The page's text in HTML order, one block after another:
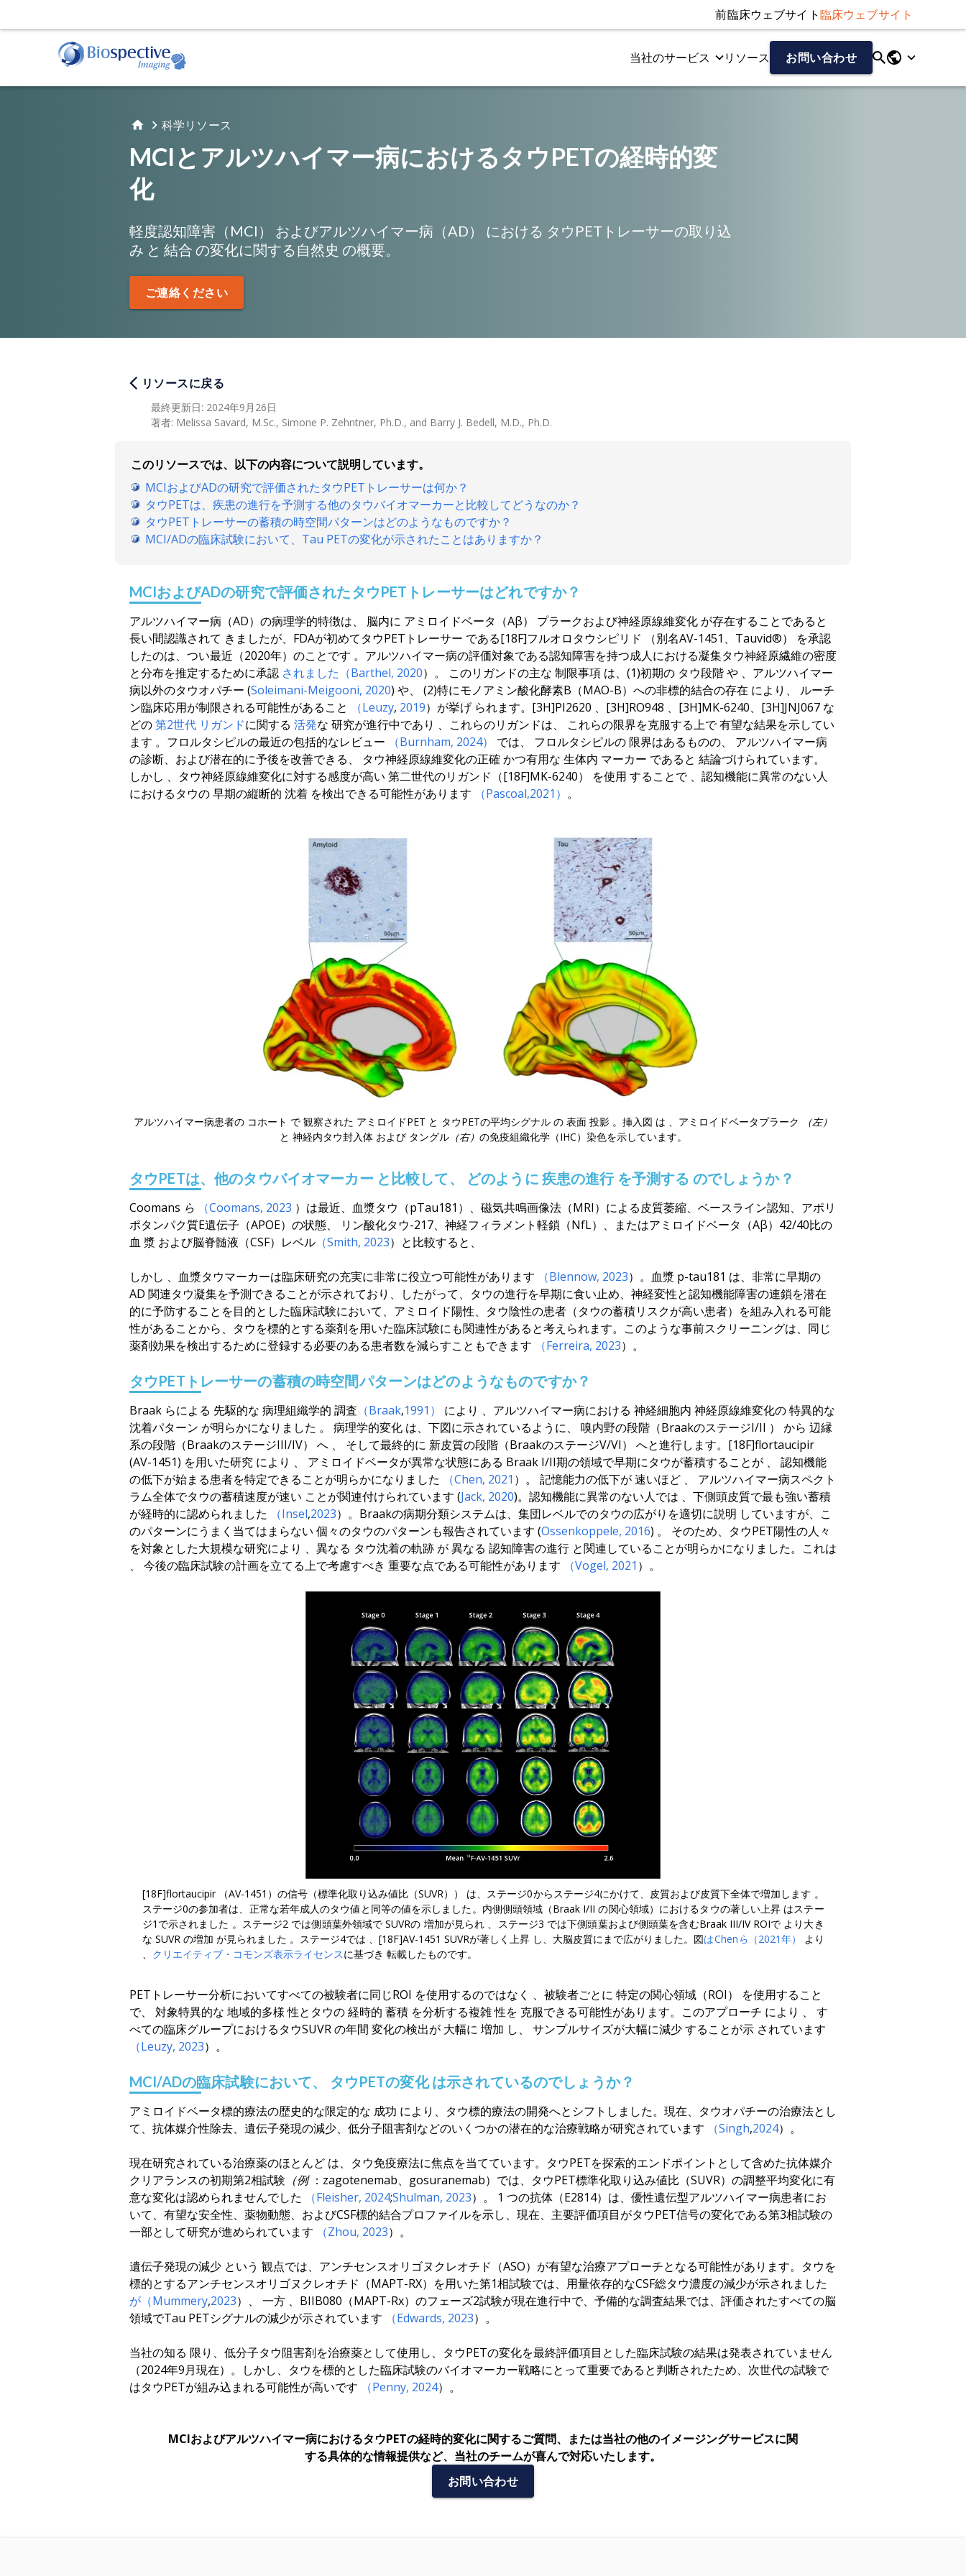
前臨床ウェブサイト臨床ウェブサイト
当社のサービス
私たちは、臨床試験におけるMRI, PET, SPECT画像の中心的な読影を行うために、認定神経放射線科医および核医学専門医の国際的なネットワークと協力しています。
リソース お問い合わせ
科学リソース
MCIとアルツハイマー病におけるタウPETの経時的変
化
軽度認知障害 （MCI ） およびアルツハイマー病（AD） における タウPETトレーサーの取り込
み と 結合 の変化に関する自然史 の概要
ご連絡ください
リソースに戻る
最終更新日: 2024年9月26日
著者: Melissa Savard, M.Sc., Simone P. Zehntner, Ph.D., and Barry J. Bedell, M.D., Ph.D.
このリソースでは、以下の内容について説明しています。
MCIおよびADの研究で評価されたタウPETトレーサーは何か？
タウPETは、疾患の進行を予測する他のタウバイオマーカーと比較してどうなのか？
タウPETトレーサーの蓄積の時空間パターンはどのようなものですか？
MCI/ADの臨床試験において、Tau PETの変化が示されたことはありますか？
MCIおよびADの研究で評価されたタウPETトレーサーはどれですか？
アルツハイマー病（AD）の病理学的特徴は、 脳内に アミロイドベータ（Aβ） プラークおよび神経原線維変化 が存在することであると
長い間認識されて きましたが、FDAが初めてタウPETトレーサー である[18F]フルオロタウシピリド （別名AV-1451 、 Tauvid®）
を承認
したのは、つい最近（2020年）のことです 。 アルツハイマー病の評価対象である認知障害を持つ成人における凝集タウ神経原繊維の密度
と分布を推定するために承認 されました（Barthel, 2020） 。 このリガンドの主な 制限事項 は、(1)初期の タウ段階や 、 アルツハイマー
病以外のタウオパチー (Soleimani-Meigooni, 2020) や、 (2)特にモノアミン酸化酵素B（MAO-B） への非標的結合の存在 により 、
ルーチ
ン臨床応用が制限される可能性があること
（Leuzy, 2019） が挙げ られます。 [3H]PI2620 、[3H]RO948 、[3H]MK-6240、[3H]JNJ067 な
どの第2世代 リガンドに関する 活発な 研究が進行中であり 、 これらのリガンドは、 これらの限界を克服する上で有望な結果を示してい
ます 。 フロルタシピルの最近の包括的なレビュー （Burnham, 2024） では、 フロルタシピルの 限界はあるものの、
アルツハイマー病
の診断、および潜在的に予後を改善できる、 タウ神経原線維変化の正確 かつ有用な 生体内 マーカー であると 結論づけられています。
しかし 、 タウ神経原線維変化に対する感度が高い 第二世代のリガンド （[18F]MK-6240） を使用 することで 、 認知機能に異常のない人
におけるタウの早期の縦断的 沈着 を検出できる可能性があります （Pascoal,2021 ） 。
アルツハイマー病患者の コホート で 観察された アミロイドPET と タウPETの平均シグナル の 表面 投影 。挿入図 は 、 アミロイドベータプラーク
（左）
と 神経内タウ封入体 および タングル（右） の免疫組織化学（IHC）染色を示しています。
タウPETは、他のタウバイオマーカー と比較して、 どのように 疾患の進行を予測する のでしょうか？
Coomans ら （Coomans, 2023 ）は最近、血漿タウ（pTau181）、磁気共鳴画像法（MRI）による皮質萎縮、ベースライン認知、アポリ
ポタンパク質E遺伝子（APOE）の状態、 リン酸化タウ-217、神経フィラメント軽鎖（NfL）、またはアミロイドベータ（Aβ）42/40比の
血 漿 および脳脊髄液（CSF）レベル （Smith, 2023） と比較すると、
しかし 、血漿タウマーカーは臨床研究の充実に非常に役立つ可能性があります （Blennow, 2023）。 血漿 p-tau181 は、非常に早期の
AD 関連タウ凝集を予測できることが示されており、したがって、タウの進行を早期に食い止め、神経変性と認知機能障害の連鎖を潜在
的に予防することを目的とした臨床試験において、アミロイド陽性、タウ陰性の患者（タウの蓄積リスクが高い患者）を組み入れる可能
性があることから、タウを標的とする薬剤を用いた臨床試験にも関連性があると考えられます。このような事前スクリーニングは、同じ
薬剤効果を検出するために登録する必要のある患者数を減らすこともできます
（Ferreira, 2023）。
タウPETトレーサーの蓄積の時空間パターンはどのようなものですか？
Braak らによる 先駆的な 病理組織学的 調査 （Braak,1991） により 、 アルツハイマー病における 神経細胞内 神経原線維変化の特異的な
沈着パターン が明らかになりました 。 病理学的変化 は、下図に示されているように、 嗅内野の段階 （BraakのステージI/II ） から 辺縁
系の段階 （BraakのステージIII/IV） へ 、 そして最終的に 新皮質の段階 （BraakのステージV/VI） へと進行します。 [18F]flortaucipir
(AV-1451) を用いた研究 により 、 アミロイドベータが異常な状態にある Braak I/II期の領域で早期にタウが蓄積することが 、
認知機能
の低下が始まる患者を特定できることが明らかになりました （Chen, 2021 ） 。 記憶能力の低下が速いほど 、 アルツハイマー病スペクト
ラム全体でタウの蓄積速度が速い ことが関連付けられています (Jack, 2020)。 認知機能に異常のない人では 、 下側頭皮質で最も強い蓄積
が経時的に認められました
（Insel,2023）。 Braakの病期分類システムは、集団レベルでのタウの広がりを適切に説明 していますが、 こ
のパターンにうまく当てはまらない 個々のタウのパターンも報告されています (Ossenkoppele, 2016) 。 そのため、 タウPET陽性の人々
を対象とした大規模な研究により 、 異なる タウ沈着の軌跡 が異なる 認知障害の進行 と関連していることが明らかになりました。 これは
、 今後の臨床試験の計画を立てる上で考慮すべき 重要な点である可能性があります （Vogel, 2021 ）。
[18F]flortaucipir（AV-1451）の信号（標準化取り込み値比（SUVR）） は、 ステージ0からステージ4にかけて、皮質および皮質下全体で増加します 。
ステージ0の参加者は、正常な若年成人のタウ値と同等の値を示しました。内側側頭領域（Braak I/IIの関心領域） におけるタウの著しい上昇 はステー
ジ1で示されました 。 ステージ2 では側頭葉外領域でSUVRの 増加が見られ 、 ステージ3 では下側頭葉および側頭葉を含むBraak III/IV ROIで より大き
な SUVR の増加 が見られました 。 ステージ4では 、[18F]AV-1451 SUVRが著しく上昇 し、大脳皮質にまで広がりました。 図はChenら （2021年）
より
、 クリエイティブ・コモンズ表示ライセンスに基づき 転載したものです。
PETトレーサー分析においてすべての被験者に同じROI を使用するのではなく 、 被験者ごとに 特定の関心領域（ROI）
を使用すること
で、 対象特異的な 地域的多様性と タウの経時的 蓄積 を分析する複雑性を 克服できる可能性があります。 このアプローチ により 、
す
べての臨床グループにおけるタウSUVRの年間 変化の検出が 大幅に 増加 し、 サンプルサイズが大幅に減少することが示 されています
（Leuzy, 2023） 。
MCI/ADの臨床試験において、 タウPETの変化は示されているのでしょうか？
アミロイドベータ標的療法の歴史的な限定的な 成功 により、タウ標的療法の開発へとシフトしました。現在、タウオパチーの治療法とし
て、抗体媒介性除去、遺伝子発現の減少、低分子阻害剤などのいくつかの潜在的な治療戦略が研究されています
（Singh,2024） 。
現在研究されている治療薬のほとんど は、タウ免疫療法に焦点を当てています。タウPETを探索的エンドポイントとして含めた抗体媒介
クリアランスの初期第2相試験 （例：zagotenemab、gosuranemab）では、タウPET標準化取り込み値比（SUVR）の調整平均変化に有
意な変化は認められませんでした
（Fleisher, 2024;Shulman, 2023） 。 1 つの抗体（E2814）は、優性遺伝型アルツハイマー病患者にお
いて、有望な安全性、薬物動態、およびCSF標的結合プロファイルを示し、現在、主要評価項目がタウPET信号の変化である第3相試験の
一部として研究が進められています
（Zhou, 2023） 。
遺伝子発現の減少 という 観点では、アンチセンスオリゴヌクレオチド（ASO）が有望な治療アプローチとなる可能性があります。タウを
標的とするアンチセンスオリゴヌクレオチド（MAPT-RX）を用いた第1相試験では、用量依存的なCSF総タウ濃度の減少が示されました
が（Mummery,2023） 、 一方 、BIIB080（MAPT-Rx）のフェーズ2試験が現在進行中で、予備的な調査結果では、評価されたすべての脳
領域でTau PETシグナルの減少が示されています
（Edwards, 2023） 。
当社の知る 限り 、低分子タウ阻害剤を治療薬として使用し、タウPETの変化を最終評価項目とした臨床試験の結果は発表されていません
（2024年9月現在）。しかし、タウを標的とした臨床試験のバイオマーカー戦略にとって重要であると判断されたため、次世代の試験で
はタウPETが組み込まれる可能性が高いです
（Penny, 2024）。
MCIおよびアルツハイマー病におけるタウPETの経時的変化に関するご質問、または当社の他のイメージングサービスに関
する具体的な情報提供など、当社のチームが喜んで対応いたします。
お問い合わせ